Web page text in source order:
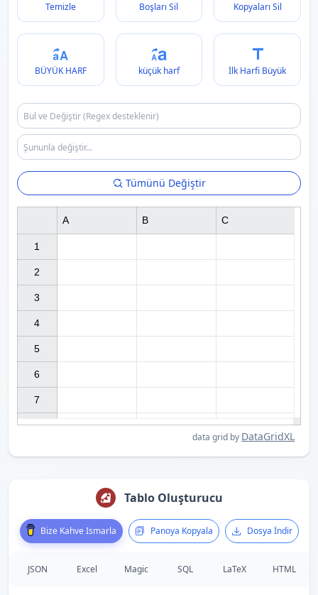
Temizle Boşları Sil Kopyaları Sil
BÜYÜK HARF küçük harf İlk Harfi Büyük
Tümünü Değiştir
data grid by DataGridXL
1
2
3
4
5
6
7
A B C
Tablo Oluşturucu
Bize Kahve Ismarla Panoya Kopyala Dosya İndir
JSON Excel Magic SQL LaTeX HTML